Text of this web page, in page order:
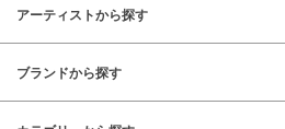
アーティストから探す
ブランドから探す